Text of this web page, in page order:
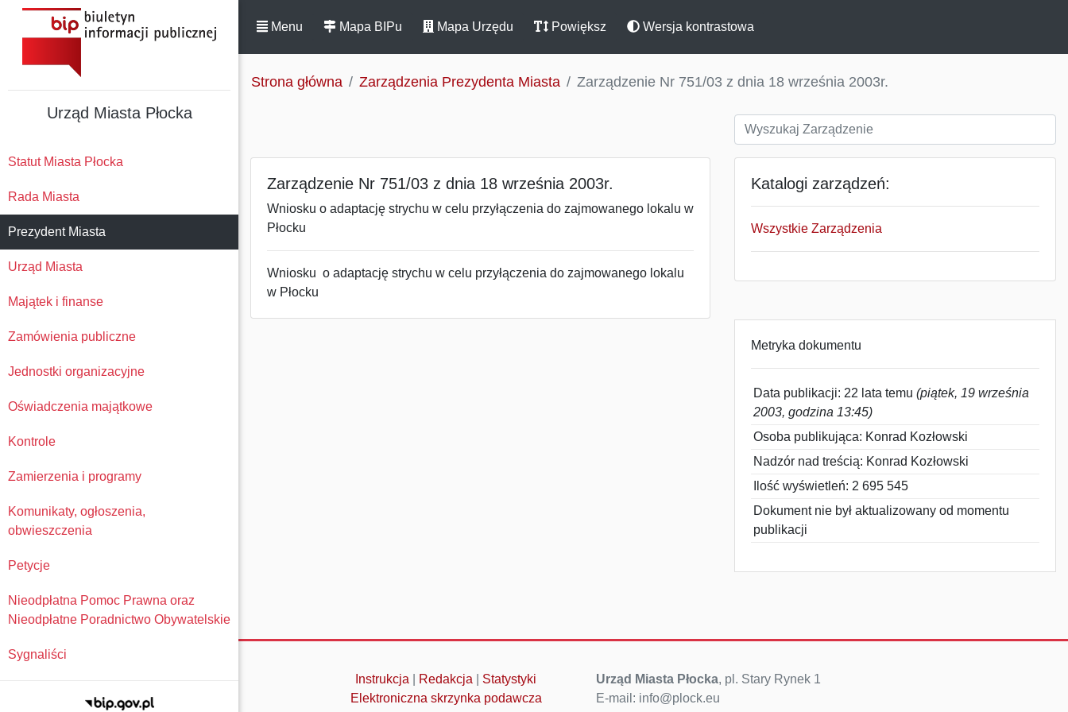
Urząd Miasta Płocka
Statut Miasta Płocka
Rada Miasta
Prezydent Miasta
Urząd Miasta
Majątek i finanse
Zamówienia publiczne
Jednostki organizacyjne
Oświadczenia majątkowe
Kontrole
Zamierzenia i programy
Komunikaty, ogłoszenia,
obwieszczenia
Petycje
Nieodpłatna Pomoc Prawna oraz
Nieodpłatne Poradnictwo Obywatelskie
Sygnaliści
Menu Mapa BIPu Mapa Urzędu Powiększ Wersja kontrastowa
Strona główna Zarządzenia Prezydenta Miasta Zarządzenie Nr 751/03 z dnia 18 września 2003r.
Zarządzenie Nr 751/03 z dnia 18 września 2003r.
Wniosku o adaptację strychu w celu przyłączenia do zajmowanego lokalu w
Płocku
Wniosku o adaptację strychu w celu przyłączenia do zajmowanego lokalu
w Płocku
Katalogi zarządzeń:
Wszystkie Zarządzenia
Metryka dokumentu
Data publikacji: 22 lata temu (piątek, 19 września
2003, godzina 13:45)
Osoba publikująca: Konrad Kozłowski
Nadzór nad treścią: Konrad Kozłowski
Ilość wyświetleń: 2 695 545
Dokument nie był aktualizowany od momentu
publikacji
Instrukcja Redakcja
Statystyki
Elektroniczna skrzynka podawcza
Urząd Miasta Płocka, pl. Stary Rynek 1
E-mail: info@plock.eu